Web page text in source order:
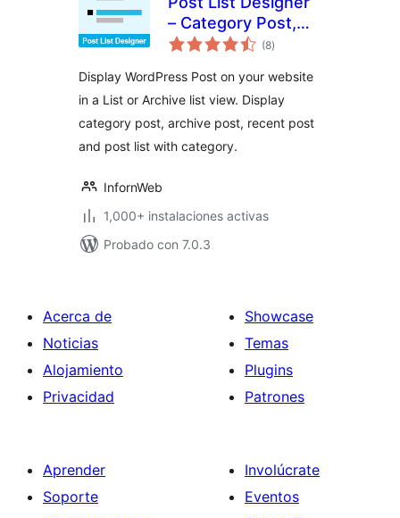
– Category Post,
Recent Post, Post
(8evaluación
total
)
Display WordPress Post on your website
in a List or Archive list view. Display
category post, archive post, recent post
and post list with category.
InfornWeb
1,000+ instalaciones activas
Probado con 7.0.3
Acerca de
Noticias
Alojamiento
Privacidad
Showcase
Temas
Plugins
Patrones
Aprender
Soporte
Involúcrate
Eventos